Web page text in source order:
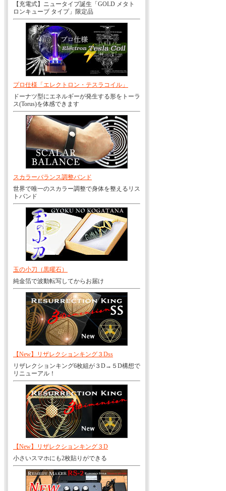
【充電式】ニュータイプ誕生「GOLD メタト
ロンキューブ タイプ」限定品
プロ仕様「エレクトロン・テスラコイル」
ドーナツ型にエネルギーが発生する形をトーラ
ス(Torus)を体感できます
スカラーバランス調整バンド
世界で唯一のスカラー調整で身体を整えるリス
トバンド
玉の小刀（黒曜石）
純金箔で波動転写してからお届け
【New】リザレクションキング３Dss
リザレクションキング6枚組が３D→５D構想で
リニューアル！
【New】リザレクションキング３D
小さいスマホにも2枚貼りができる